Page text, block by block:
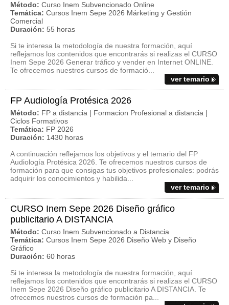
Método: Curso Inem Subvencionado Online
Temática: Cursos Inem Sepe 2026 Márketing y Gestión
Comercial
Duración: 55 horas
Si te interesa la metodología de nuestra formación, aquí
reflejamos los contenidos que encontrarás si realizas el CURSO
Inem Sepe 2026 Generar tráfico y vender en Internet ONLINE.
Te ofrecemos nuestros cursos de formació...
ver temario
FP Audiología Protésica 2026
Método: FP a distancia | Formacion Profesional a distancia |
Ciclos Formativos
Temática: FP 2026
Duración: 1430 horas
A continuación reflejamos los objetivos y el temario del FP
Audiología Protésica 2026. Te ofrecemos nuestros cursos de
formación para que consigas tus objetivos profesionales: podrás
adquirir los conocimientos y habilida...
ver temario
CURSO Inem Sepe 2026 Diseño gráfico
publicitario A DISTANCIA
Método: Curso Inem Subvencionado a Distancia
Temática: Cursos Inem Sepe 2026 Diseño Web y Diseño
Gráfico
Duración: 60 horas
Si te interesa la metodología de nuestra formación, aquí
reflejamos los contenidos que encontrarás si realizas el CURSO
Inem Sepe 2026 Diseño gráfico publicitario A DISTANCIA. Te
ofrecemos nuestros cursos de formación pa...